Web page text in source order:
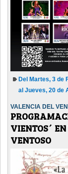
Del Martes, 3 de
al Jueves, 20 de
VALENCIA DEL
VIENTOS´
VENTOSO